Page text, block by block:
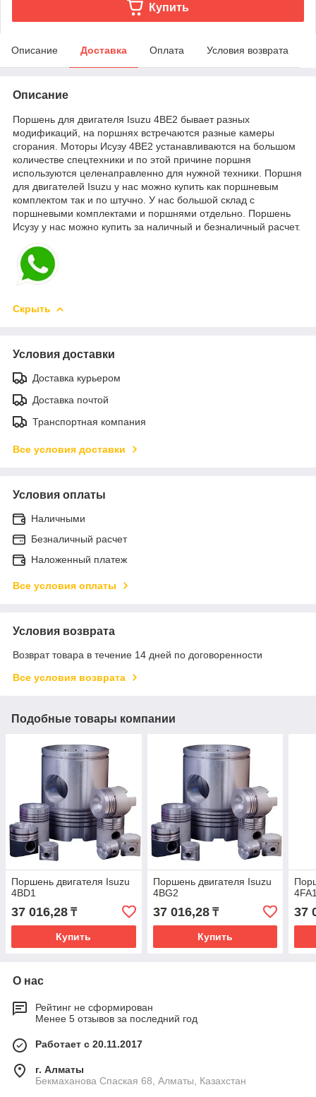
Купить
Описание Доставка Оплата Условия возврата
Описание
Поршень для двигателя Isuzu 4BE2 бывает разных
модификаций, на поршнях встречаются разные камеры
сгорания. Моторы Исузу 4BE2 устанавливаются на большом
количестве спецтехники и по этой причине поршня
используются целенаправленно для нужной техники. Поршня
для двигателей Isuzu у нас можно купить как поршневым
комплектом так и по штучно. У нас большой склад с
поршневыми комплектами и поршнями отдельно. Поршень
Исузу у нас можно купить за наличный и безналичный расчет.
Скрыть
Условия доставки
Доставка курьером
Доставка почтой
Транспортная компания
Все условия доставки
Условия оплаты
Наличными
Безналичный расчет
Наложенный платеж
Все условия оплаты
Условия возврата
Возврат товара в течение 14 дней по договоренности
Все условия возврата
Подобные товары компании
Поршень двигателя Isuzu
4BD1
37 016,28 ₸
Купить
Поршень двигателя Isuzu
4BG2
37 016,28₸
Купить
37
О нас
Рейтинг не сформирован
Менее 5 отзывов за последний год
Работает с 20.11.2017
г. Алматы
Бекмаханова Спаская 68, Алматы, Казахстан